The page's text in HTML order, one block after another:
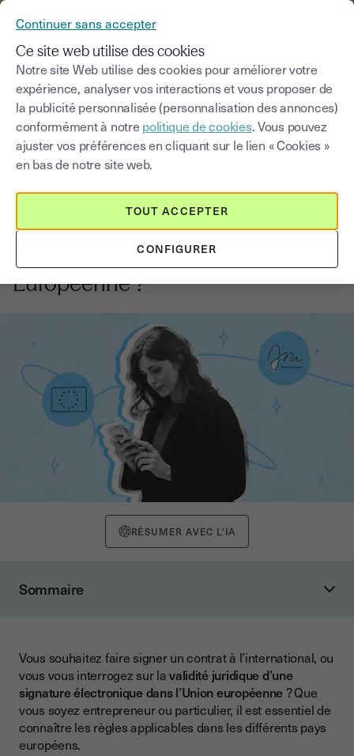
Blog
Choisir une catégorie Saisissez un terme
Quelle est la validité de la signature
électronique dans l’Union
Européenne ?
RÉSUMER AVEC L'IA
Sommaire
Youtrust dans le règlement européen eIDAS
Valeur juridique dans les différents pays européens
1. Comment ça marche au niveau des Etats membres de
l’Union européenne ?
Vous souhaitez faire signer un contrat à l’international, ou
vous vous interrogez sur lavalidité juridique d’une
signature électronique dans l’Union européenne? Que
vous soyez entrepreneur ou particulier, il est essentiel de
connaître les règles applicables dans les différents pays
européens.
Continuer sans accepter
Ce site web utilise des cookies
Notre site Web utilise des cookies pour améliorer votre
expérience, analyser vos interactions et vous proposer de
la publicité personnalisée (personnalisation des annonces)
conformément à notre politique de cookies. Vous pouvez
ajuster vos préférences en cliquant sur le lien « Cookies »
en bas de notre site web.
CONFIGURER
TOUT ACCEPTER